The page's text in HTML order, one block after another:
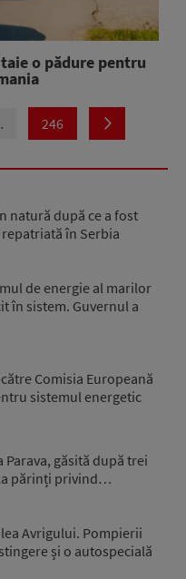
o pădure pentru
246
natură după ce a fost
în Serbia
de energie al marilor
în sistem. Guvernul a
Comisia Europeană
sistemul energetic
găsită după trei
părinți privind…
Avrigului. Pompierii
și o autospecială